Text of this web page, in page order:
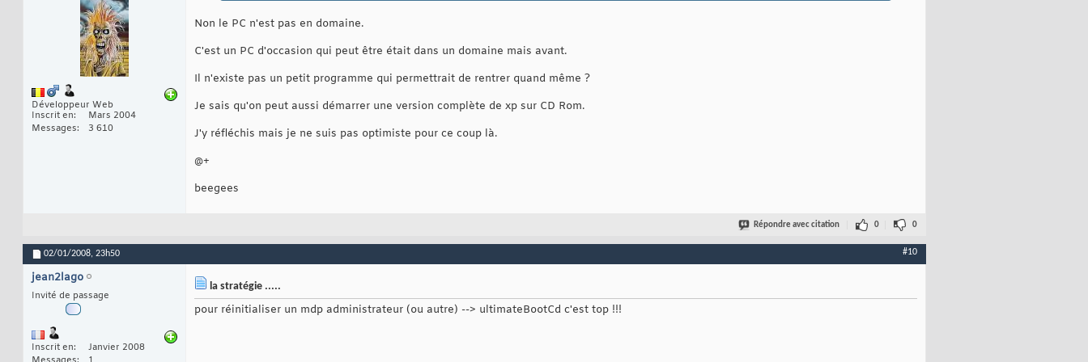
Développeur Web
Inscrit en
Mars 2004
Messages
3 610
Non le PC n'est pas en domaine.
C'est un PC d'occasion qui peut être était dans un domaine mais avant.
Il n'existe pas un petit programme qui permettrait de rentrer quand même ?
Je sais qu'on peut aussi démarrer une version complète de xp sur CD Rom.
J'y réfléchis mais je ne suis pas optimiste pour ce coup là.
@+
beegees
Répondre avec citation 0 0
02/01/2008, 23h50 #10
jean2lago
Invité de passage
Inscrit en
Janvier 2008
la stratégie .....
pour réinitialiser un mdp administrateur (ou autre) --> ultimateBootCd c'est top !!!